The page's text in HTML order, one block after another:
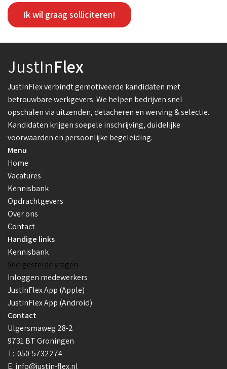
Ik wil graag solliciteren!
JustInFlex
JustInFlex verbindt gemotiveerde kandidaten met
betrouwbare werkgevers. We helpen bedrijven snel
opschalen via uitzenden, detacheren en werving & selectie.
Kandidaten krijgen soepele inschrijving, duidelijke
voorwaarden en persoonlijke begeleiding.
Menu
Home
Vacatures
Kennisbank
Opdrachtgevers
Over ons
Contact
Handige links
Kennisbank
Veelgestelde vragen
Inloggen medewerkers
JustInFlex App (Apple)
JustInFlex App (Android)
Contact
Ulgersmaweg 28-2
9731 BT Groningen
T: 050-5732274
E: info@justin-flex.nl